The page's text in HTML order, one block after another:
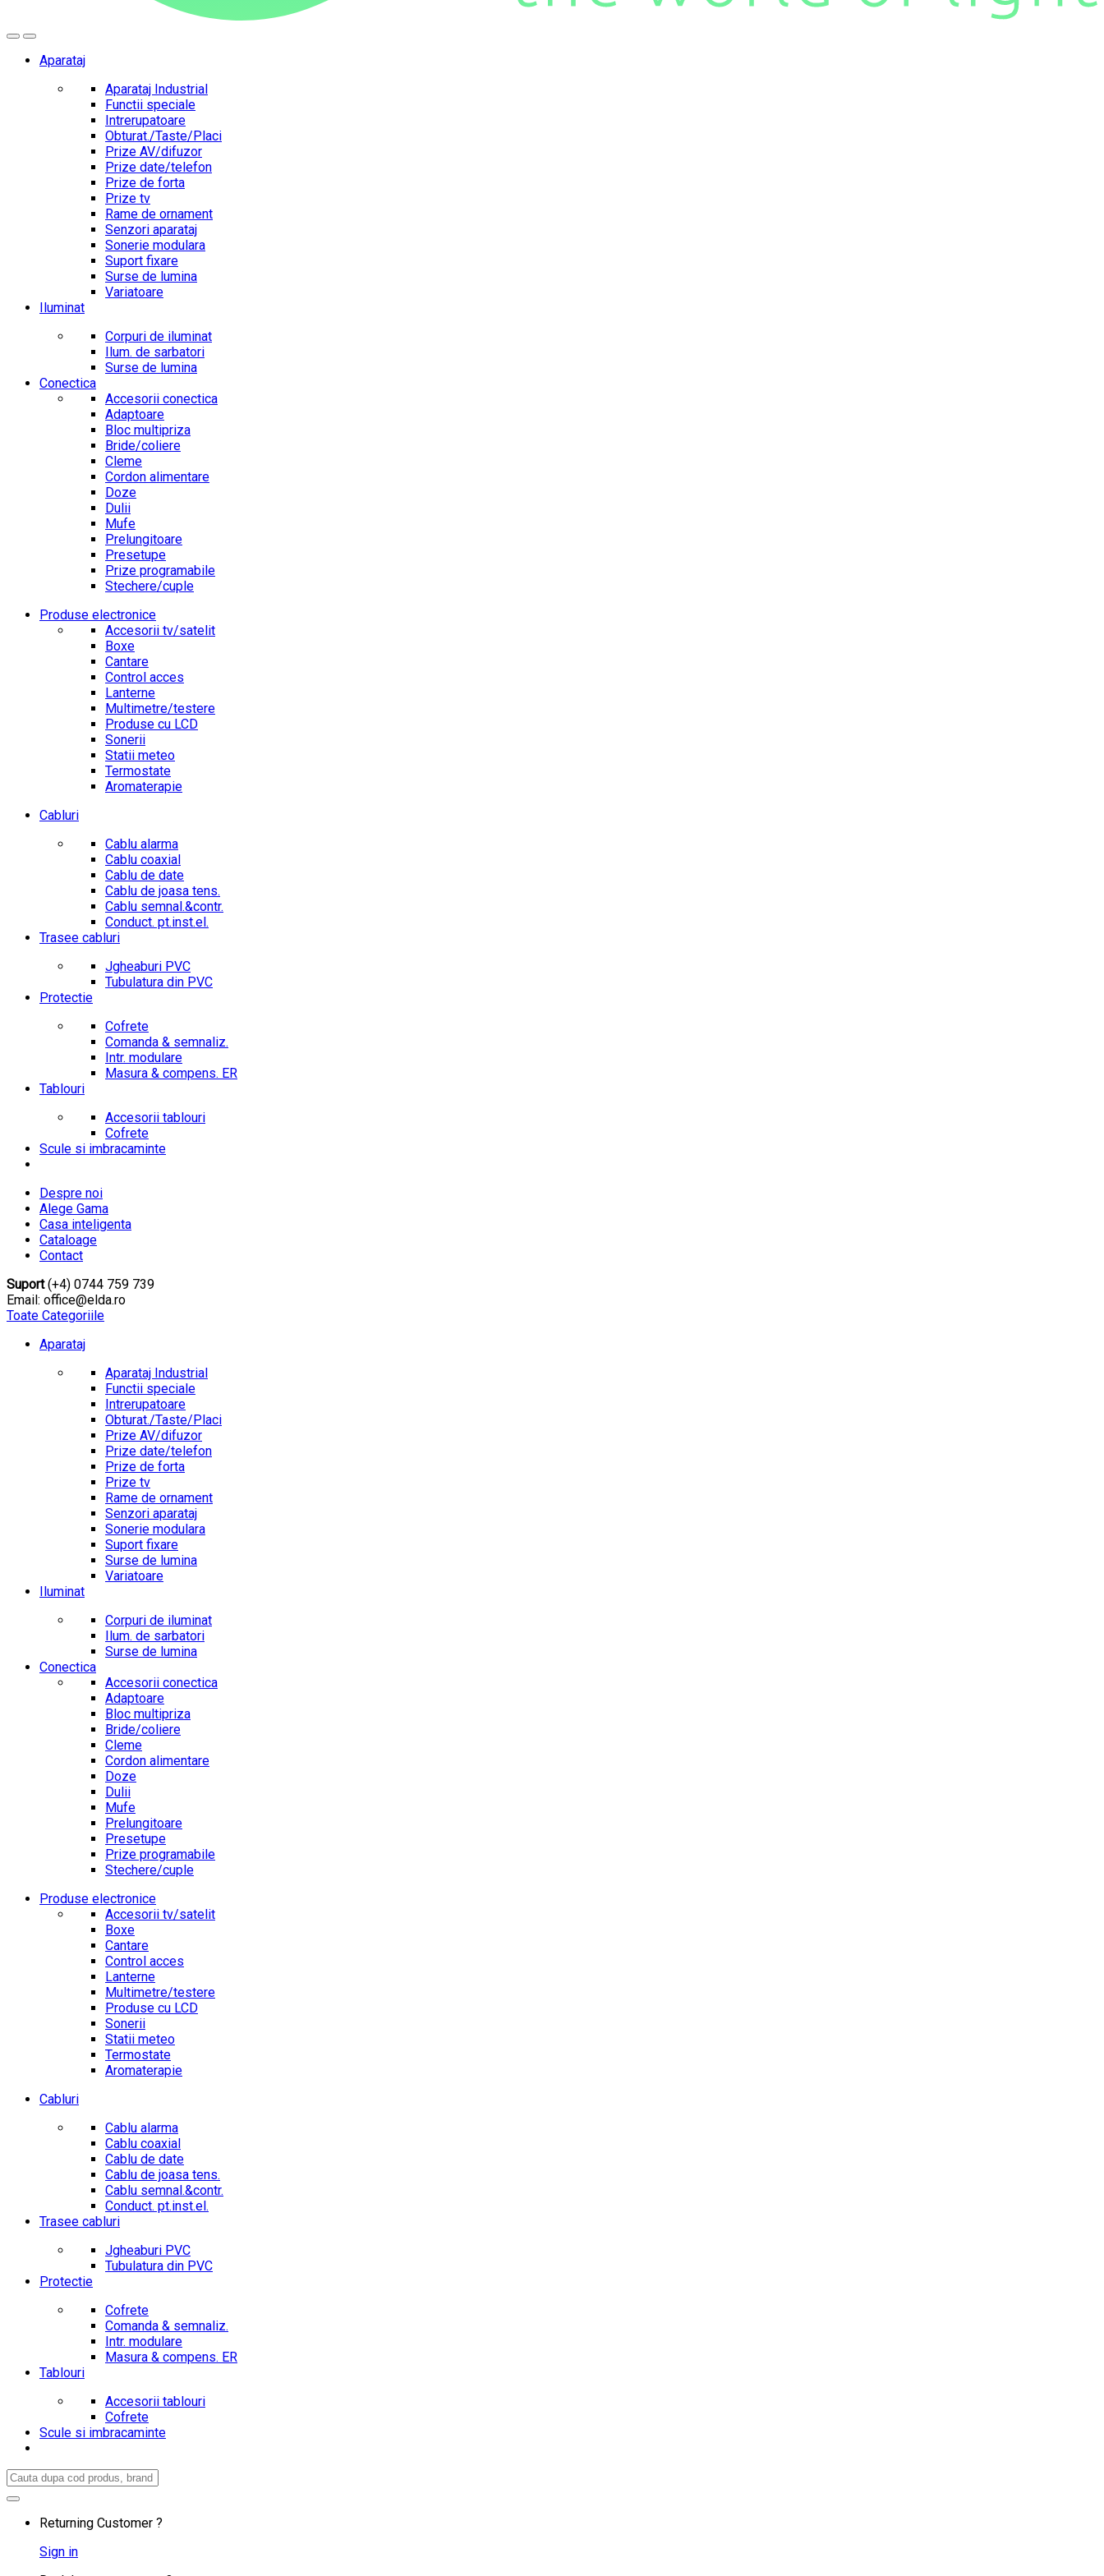
Aparataj
Aparataj Industrial
Functii speciale
Intrerupatoare
Obturat./Taste/Placi
Prize AV/difuzor
Prize date/telefon
Prize de forta
Prize tv
Rame de ornament
Senzori aparataj
Sonerie modulara
Suport fixare
Surse de lumina
Variatoare
Iluminat
Corpuri de iluminat
Ilum. de sarbatori
Surse de lumina
Conectica
Accesorii conectica
Adaptoare
Bloc multipriza
Bride/coliere
Cleme
Cordon alimentare
Doze
Dulii
Mufe
Prelungitoare
Presetupe
Prize programabile
Stechere/cuple
Produse electronice
Accesorii tv/satelit
Boxe
Cantare
Control acces
Lanterne
Multimetre/testere
Produse cu LCD
Sonerii
Statii meteo
Termostate
Aromaterapie
Cabluri
Cablu alarma
Cablu coaxial
Cablu de date
Cablu de joasa tens.
Cablu semnal.&contr.
Conduct. pt.inst.el.
Trasee cabluri
Jgheaburi PVC
Tubulatura din PVC
Protectie
Cofrete
Comanda & semnaliz.
Intr. modulare
Masura & compens. ER
Tablouri
Accesorii tablouri
Cofrete
Scule si imbracaminte
Despre noi
Alege Gama
Casa inteligenta
Cataloage
Contact
Suport(+4) 0744 759 739
Email: office@elda.ro
Toate Categoriile
Aparataj
Aparataj Industrial
Functii speciale
Intrerupatoare
Obturat./Taste/Placi
Prize AV/difuzor
Prize date/telefon
Prize de forta
Prize tv
Rame de ornament
Senzori aparataj
Sonerie modulara
Suport fixare
Surse de lumina
Variatoare
Iluminat
Corpuri de iluminat
Ilum. de sarbatori
Surse de lumina
Conectica
Accesorii conectica
Adaptoare
Bloc multipriza
Bride/coliere
Cleme
Cordon alimentare
Doze
Dulii
Mufe
Prelungitoare
Presetupe
Prize programabile
Stechere/cuple
Produse electronice
Accesorii tv/satelit
Boxe
Cantare
Control acces
Lanterne
Multimetre/testere
Produse cu LCD
Sonerii
Statii meteo
Termostate
Aromaterapie
Cabluri
Cablu alarma
Cablu coaxial
Cablu de date
Cablu de joasa tens.
Cablu semnal.&contr.
Conduct. pt.inst.el.
Trasee cabluri
Jgheaburi PVC
Tubulatura din PVC
Protectie
Cofrete
Comanda & semnaliz.
Intr. modulare
Masura & compens. ER
Tablouri
Accesorii tablouri
Cofrete
Scule si imbracaminte
Search
for:
Returning Customer ?
Sign in